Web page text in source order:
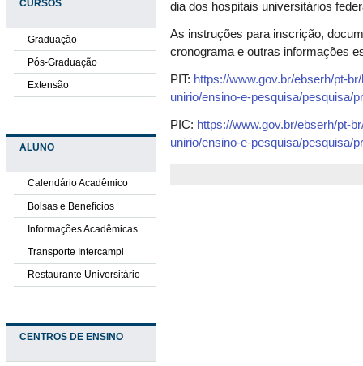
CURSOS
Graduação
Pós-Graduação
Extensão
ALUNO
Calendário Acadêmico
Bolsas e Benefícios
Informações Acadêmicas
Transporte Intercampi
Restaurante Universitário
CENTROS DE ENSINO
dia dos hospitais universitários
As instruções para inscrição,
cronograma e outras informações
PIT: https://www.gov.br/ebserh/pt-
unirio/ensino-e-pesquisa/pesquisa/
PIC: https://www.gov.br/ebserh/pt-
unirio/ensino-e-pesquisa/pesquisa/